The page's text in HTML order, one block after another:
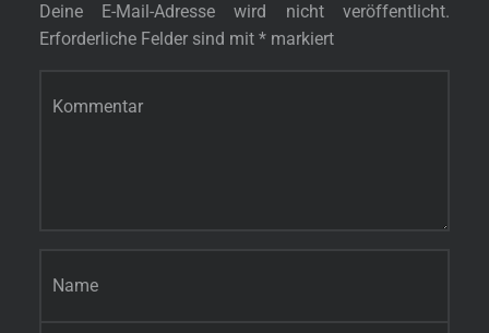
Deine E-Mail-Adresse wird nicht veröffentlicht.
Erforderliche Felder sind mit *markiert